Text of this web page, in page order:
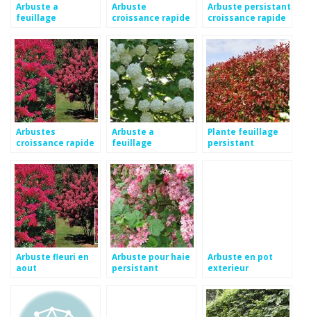
Arbuste a
feuillage
croissance rapide
Arbuste
croissance rapide
persistant
Arbuste persistant
croissance rapide
Arbustes
croissance rapide
Arbuste a
feuillage
croissance rapide
Plante feuillage
persistant
Arbuste fleuri en
aout
Arbuste pour haie
persistant
Arbuste en pot
exterieur